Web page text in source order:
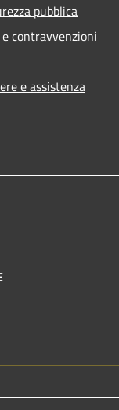
pubblica
contravvenzioni
e assistenza